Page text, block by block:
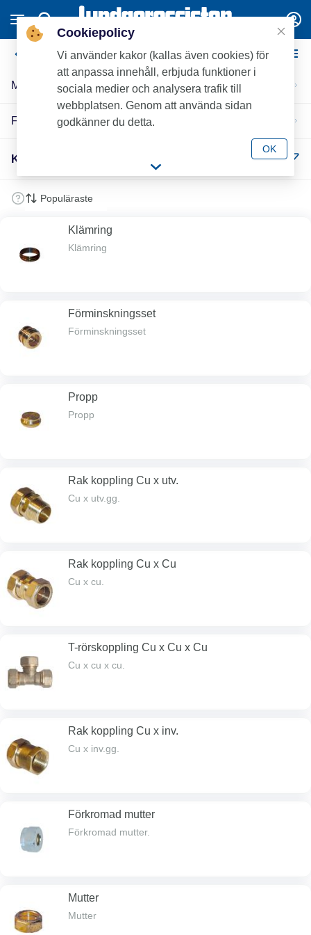
Kuterlite
Mässing
Förkromade
Kuterlite (24)
Klämring
Klämring
Förminskningsset
Förminskningsset
Propp
Propp
Rak koppling Cu x utv.
Cu x utv.gg.
Rak koppling Cu x Cu
Cu x cu.
T-rörskoppling Cu x Cu x Cu
Cu x cu x cu.
Rak koppling Cu x inv.
Cu x inv.gg.
Förkromad mutter
Förkromad mutter.
Mutter
Mutter
Cookiepolicy
Vi använder kakor (kallas även cookies) för
att anpassa innehåll, erbjuda funktioner i
sociala medier och analysera trafik till
webbplatsen. Genom att använda sidan
godkänner du detta.
OK